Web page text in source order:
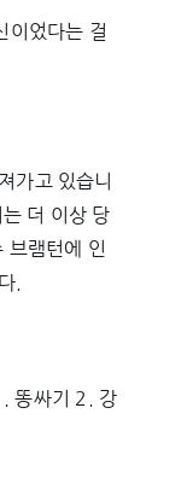
이었다는 걸
가고 있습니
더 이상 당
브램턴에 인
.
똥싸기 2. 강